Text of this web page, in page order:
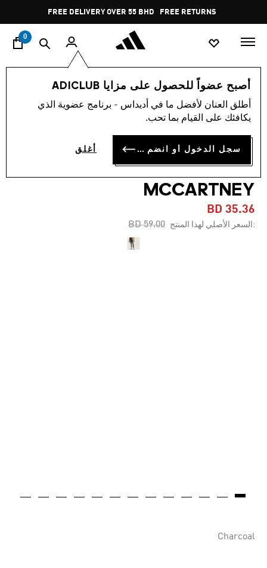
Pause
promotion
rotation
FREE DELIVERY OVER 55 BHD FREE RETURNS
0
أصبح عضواً للحصول على مزايا ADICLUB
أطلق العنان لأفضل ما في أديداس - برنامج عضوية الذي
يكافئك على القيام بما تحب.
سجل الدخول أو انضم الآن أغلق
النساء ملابس
-40%
بنطال تدريب رياضي طويل من
أديداس من STELLA
MCCARTNEY
BD 35.36
:السعر الأصلي لهذا المنتج Price reduced from
BD 59.00
to
Charcoal